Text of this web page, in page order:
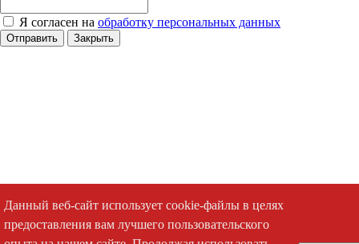
Я согласен на обработку персональных данных
Отправить Закрыть
Данный веб-сайт использует cookie-файлы в целях
предоставления вам лучшего пользовательского